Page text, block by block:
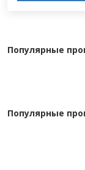
Популярные
Популярные